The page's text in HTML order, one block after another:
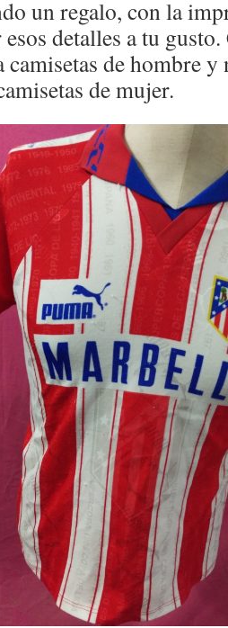
un regalo, con la
detalles a tu
camisetas de hombre
de mujer.